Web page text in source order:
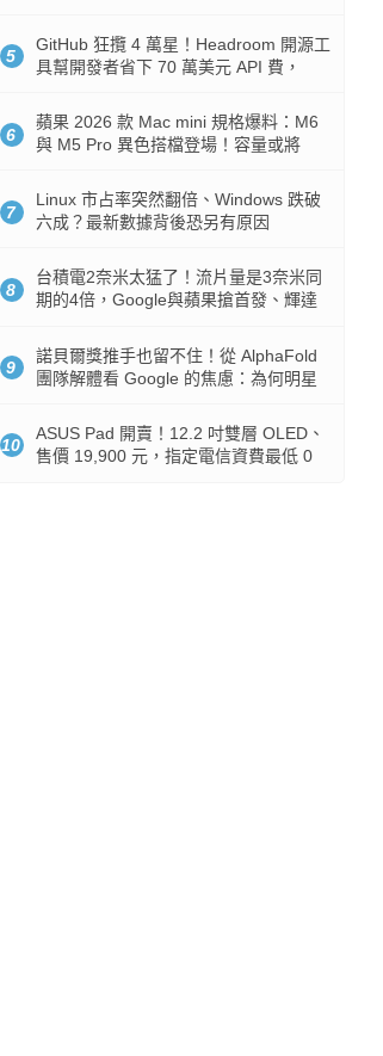
5
GitHub 狂攬 4 萬星！Headroom 開源工
具幫開發者省下 70 萬美元 API 費，
6
蘋果 2026 款 Mac mini 規格爆料：M6
與 M5 Pro 異色搭檔登場！容量或將
7
Linux 市占率突然翻倍、Windows 跌破
六成？最新數據背後恐另有原因
8
台積電2奈米太猛了！流片量是3奈米同
期的4倍，Google與蘋果搶首發、輝達
9
諾貝爾獎推手也留不住！從 AlphaFold
團隊解體看 Google 的焦慮：為何明星
10
ASUS Pad 開賣！12.2 吋雙層 OLED、
售價 19,900 元，指定電信資費最低 0